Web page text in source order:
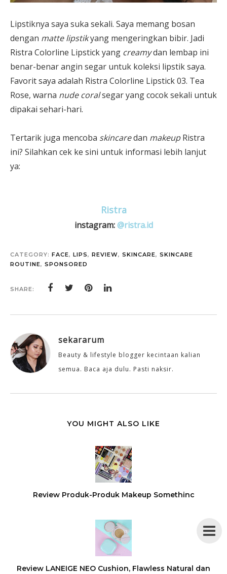
Lipstiknya saya suka sekali. Saya memang bosan
dengan matte lipstikyang mengeringkan bibir. Jadi
Ristra Colorline Lipstick yang creamydan lembap ini
benar-benar angin segar untuk koleksi lipstik saya.
Favorit saya adalah Ristra Colorline Lipstick 03. Tea
Rose, warna nude coralsegar yang cocok sekali untuk
dipakai sehari-hari.
Tertarik juga mencoba skincaredan makeupRistra
ini? Silahkan cek ke sini untuk informasi lebih lanjut
ya:
Ristra
instagram:@ristra.id
CATEGORY: FACE, LIPS, REVIEW, SKINCARE, SKINCARE
ROUTINE, SPONSORED
SHARE:
sekararum
Beauty & lifestyle blogger kecintaan kalian
semua. Baca aja dulu. Pasti naksir.
YOU MIGHT ALSO LIKE
Review Produk-Produk Makeup Somethinc
Review LANEIGE NEO Cushion, Flawless Natural dan